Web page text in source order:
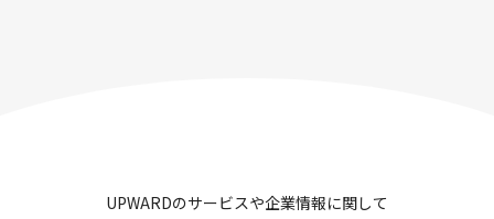
UPWARDのサービスや企業情報に関して